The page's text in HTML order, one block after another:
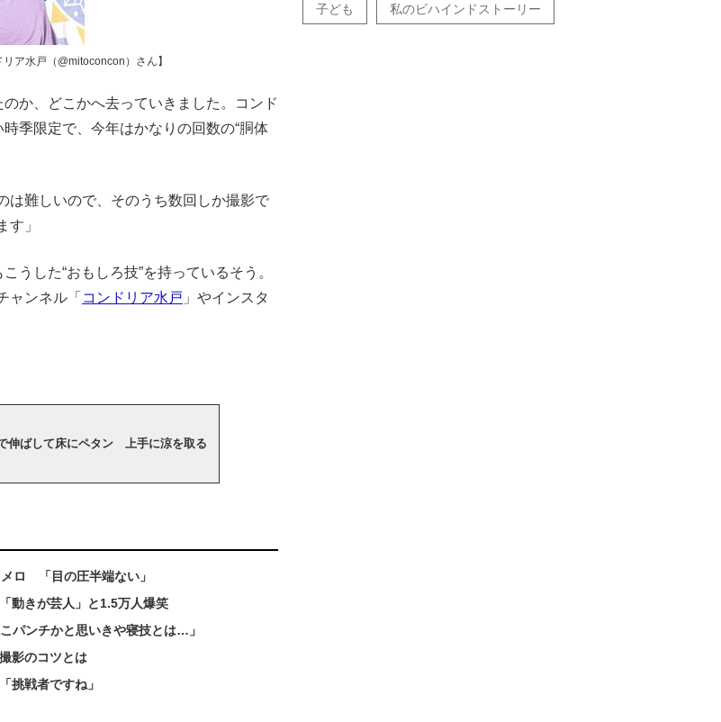
ア水戸（@mitoconcon）さん】
か、どこかへ去っていきました。コンド
季限定で、今年はかなりの回数の“胴体
は難しいので、そのうち数回しか撮影で
す」
うした“おもしろ技”を持っているそう。
ャンネル「 コンドリア水戸 」やインスタ
伸ばして床にペタン 上手に涼を取る
ロ 「目の圧半端ない」
動きが芸人」と1.5万人爆笑
パンチかと思いきや寝技とは…」
影のコツとは
挑戦者ですね」
子ども 私のビハインドストーリー